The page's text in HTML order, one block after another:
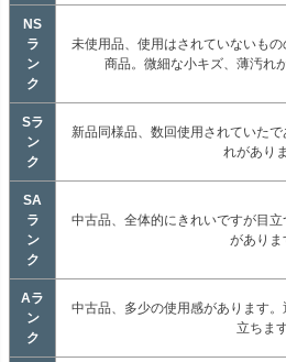
NS
ラ
ン
ク
未使用品、使用はされていないも
商品。微細な小キズ、薄汚れ
Sラ
ン
ク
新品同様品、数回使用されていた
れがあり
SA
ラ
ン
ク
中古品、全体的にきれいですが目
がありま
Aラ
ン
ク
中古品、多少の使用感があります
立ちます